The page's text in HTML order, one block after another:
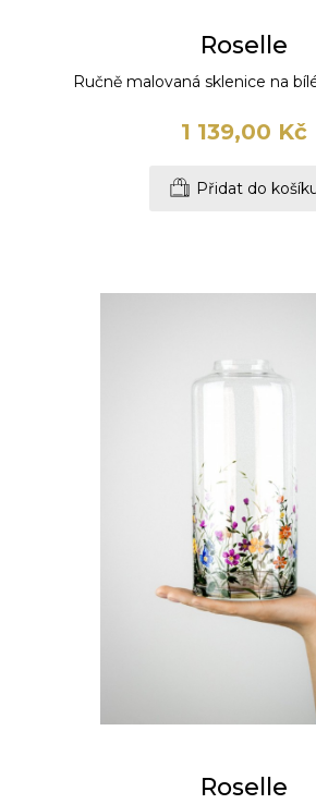
Roselle
Ručně malovaná sklenice na
1 139,00 Kč
Přidat do
Roselle